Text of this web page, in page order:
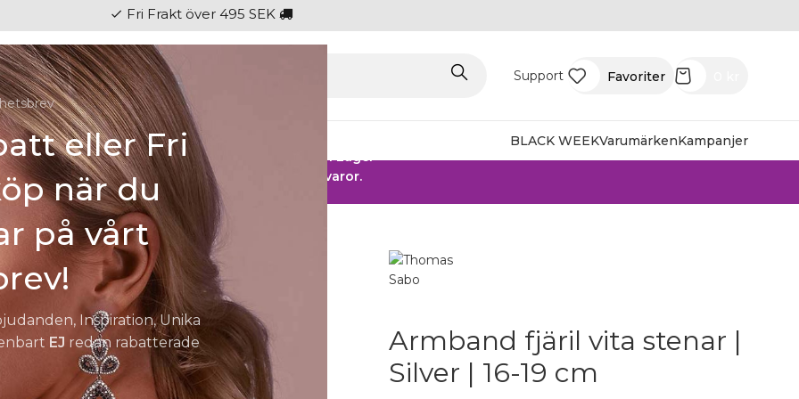
eller Fri
när du
på vårt
Inspiration, Unika
EJ redan rabatterade
checkFri Frakt över 495 SEK
Support Favoriter
RingarKlockorHerrBarnFest BLACK WEEKVarumärkenKampanjer
SMYCKENDAHLS
Rabatter på varor i Lager
25% på tusentals varor.
Armband fjäril vita stenar |
Silver | 16-19 cm